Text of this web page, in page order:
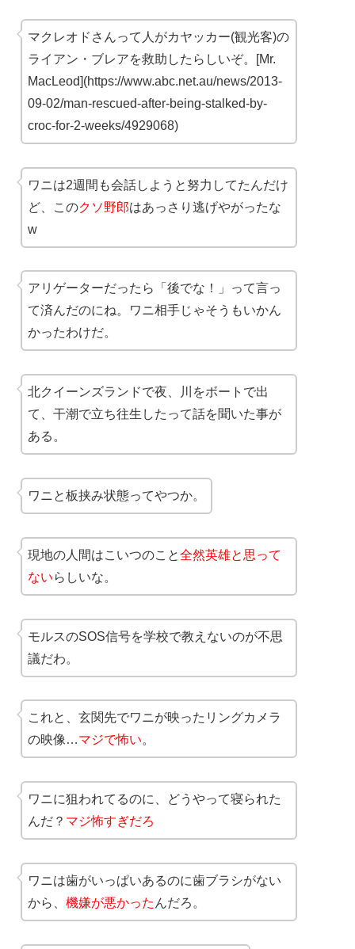
マクレオドさんって人がカヤッカー(観光客)の
ライアン・ブレアを救助したらしいぞ。[Mr.
MacLeod](https://www.abc.net.au/news/2013-
09-02/man-rescued-after-being-stalked-by-
croc-for-2-weeks/4929068)
ワニは2週間も会話しようと努力してたんだけ
ど、このクソ野郎はあっさり逃げやがったな
w
アリゲーターだったら「後でな！」って言っ
て済んだのにね。ワニ相手じゃそうもいかん
かったわけだ。
北クイーンズランドで夜、川をボートで出
て、干潮で立ち往生したって話を聞いた事が
ある。
ワニと板挟み状態ってやつか。
現地の人間はこいつのこと全然英雄と思って
ないらしいな。
モルスのSOS信号を学校で教えないのが不思
議だわ。
これと、玄関先でワニが映ったリングカメラ
の映像…マジで怖い。
ワニに狙われてるのに、どうやって寝られた
んだ？ マジ怖すぎだろ
ワニは歯がいっぱいあるのに歯ブラシがない
から、 機嫌が悪かった んだろ。